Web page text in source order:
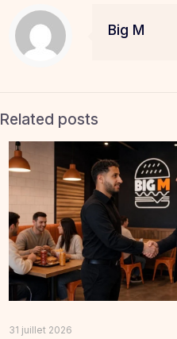
Big M
Related posts
31 juillet 2026